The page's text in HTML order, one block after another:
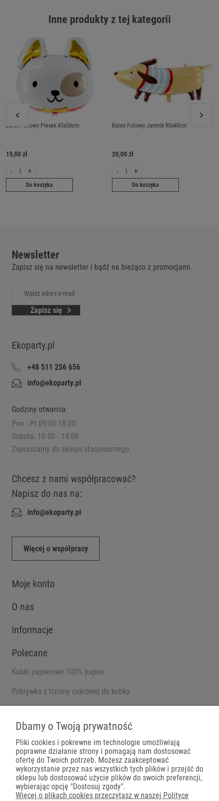
Inne produkty z tej kategorii
Balon Foliowy Piesek 45x50cm
15,00 zł
- +
Do koszyka
Balon Foliowy Jamnik 90x40cm
20,00 zł
- +
Do koszyka
Newsletter
Zapisz się na newsletter i bądź na bieżąco z promocjami.
Zapisz się
Ekoparty.pl
+48 511 256 656
info@ekoparty.pl
Godziny otwarcia:
Pon - Pt 09:00-18:00
Sobota: 10:00 - 14:00
Zapraszamy do sklepu stacjonarnego.
Chcesz z nami współpracować?
Napisz do nas na:
info@ekoparty.pl
Więcej o współpracy
Moje konto
O nas
Informacje
Polecane
Kubki papierowe 100% papier
Pokrywka z trzciny cukrowej do kubka
Płatności
Dbamy o Twoją prywatność
Pliki cookies i pokrewne im technologie umożliwiają
poprawne działanie strony i pomagają nam dostosować
ofertę do Twoich potrzeb. Możesz zaakceptować
wykorzystanie przez nas wszystkich tych plików i przejść do
sklepu lub dostosować użycie plików do swoich preferencji,
wybierając opcję "Dostosuj zgody".
Więcej o plikach cookies przeczytasz w naszej Polityce